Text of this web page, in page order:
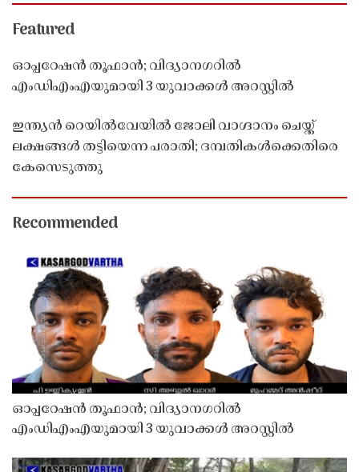
Featured
ഓപ്പറേഷൻ തൂഫാൻ; വിദ്യാനഗറിൽ
എംഡിഎംഎയുമായി 3 യുവാക്കൾ അറസ്റ്റിൽ
ഇന്ത്യൻ റെയിൽവേയിൽ ജോലി വാഗ്ദാനം ചെയ്ത്
ലക്ഷങ്ങൾ തട്ടിയെന്ന പരാതി; ദമ്പതികൾക്കെതിരെ
കേസെടുത്തു
Recommended
ഓപ്പറേഷൻ തൂഫാൻ; വിദ്യാനഗറിൽ
എംഡിഎംഎയുമായി 3 യുവാക്കൾ അറസ്റ്റിൽ